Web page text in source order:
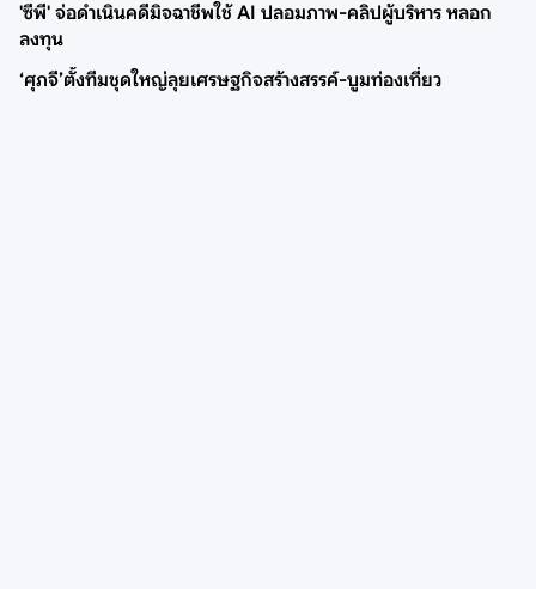
'ซีพี' จ่อดำเนินคดีมิจฉาชีพใช้ AI ปลอมภาพ-คลิปผู้บริหาร หลอก
ลงทุน
‘ศุภจี’ตั้งทีมชุดใหญ่ลุยเศรษฐกิจสร้างสรรค์-บูมท่องเที่ยว